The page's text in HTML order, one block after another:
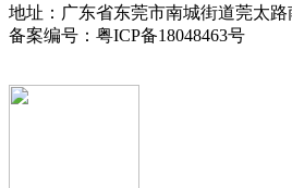
地址：广东省东莞市南城街道莞太路
备案编号：粤ICP备18048463号